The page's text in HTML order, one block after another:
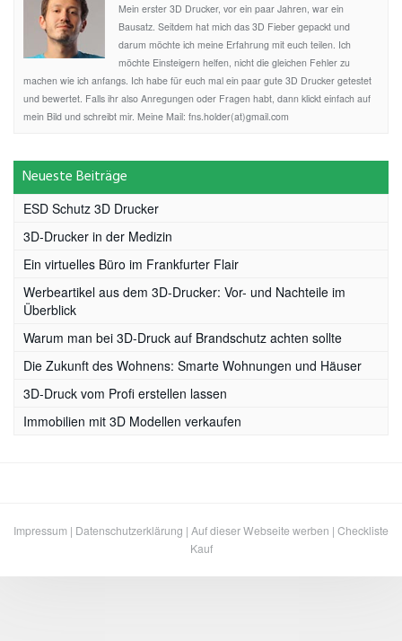
Mein erster 3D Drucker, vor ein paar Jahren, war ein
Bausatz. Seitdem hat mich das 3D Fieber gepackt und
darum möchte ich meine Erfahrung mit euch teilen. Ich
möchte Einsteigern helfen, nicht die gleichen Fehler zu
machen wie ich anfangs. Ich habe für euch mal ein paar gute 3D Drucker getestet
und bewertet. Falls ihr also Anregungen oder Fragen habt, dann klickt einfach auf
mein Bild und schreibt mir. Meine Mail: fns.holder(at)gmail.com
Neueste Beiträge
ESD Schutz 3D Drucker
3D-Drucker in der Medizin
Ein virtuelles Büro im Frankfurter Flair
Werbeartikel aus dem 3D-Drucker: Vor- und Nachteile im
Überblick
Warum man bei 3D-Druck auf Brandschutz achten sollte
Die Zukunft des Wohnens: Smarte Wohnungen und Häuser
3D-Druck vom Profi erstellen lassen
Immobilien mit 3D Modellen verkaufen
Impressum | Datenschutzerklärung | Auf dieser Webseite werben | Checkliste
Kauf